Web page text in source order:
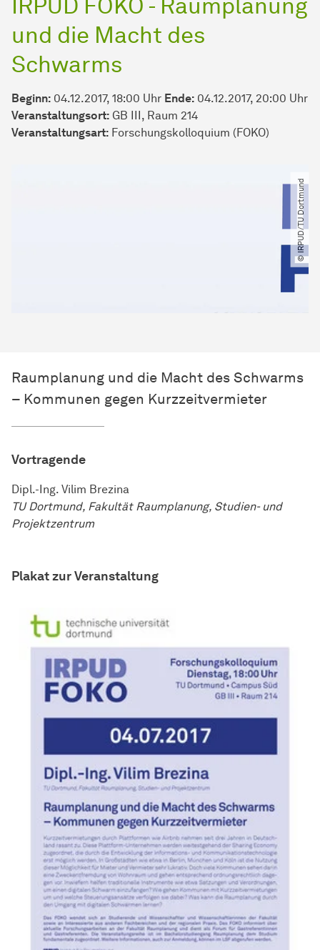
und die Macht des
Schwarms
Beginn: 04.12.2017, 18:00 Uhr Ende: 04.12.2017, 20:00 Uhr
Veranstaltungsort: GB III, Raum 214
Veran­stal­tungs­art: Forschungs­kolloquium (FOKO)
© IRPUD​/​TU Dortmund
Raumplanung und die Macht des Schwarms
– Kommunen gegen Kurzzeitvermieter
Vortragende
Dipl.-Ing. Vilim Brezina
TU Dortmund, Fakultät Raumplanung, Studien- und
Projekt­zentrum
Plakat zur Veranstaltung